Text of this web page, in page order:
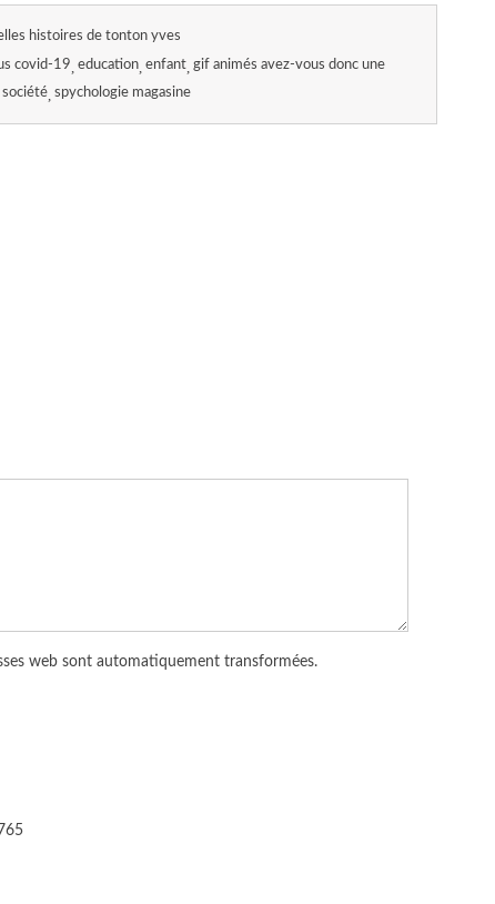
histoires de tonton yves
covid-19 education enfant gif animés avez-vous donc une
société spychologie magasine
web sont automatiquement transformées.